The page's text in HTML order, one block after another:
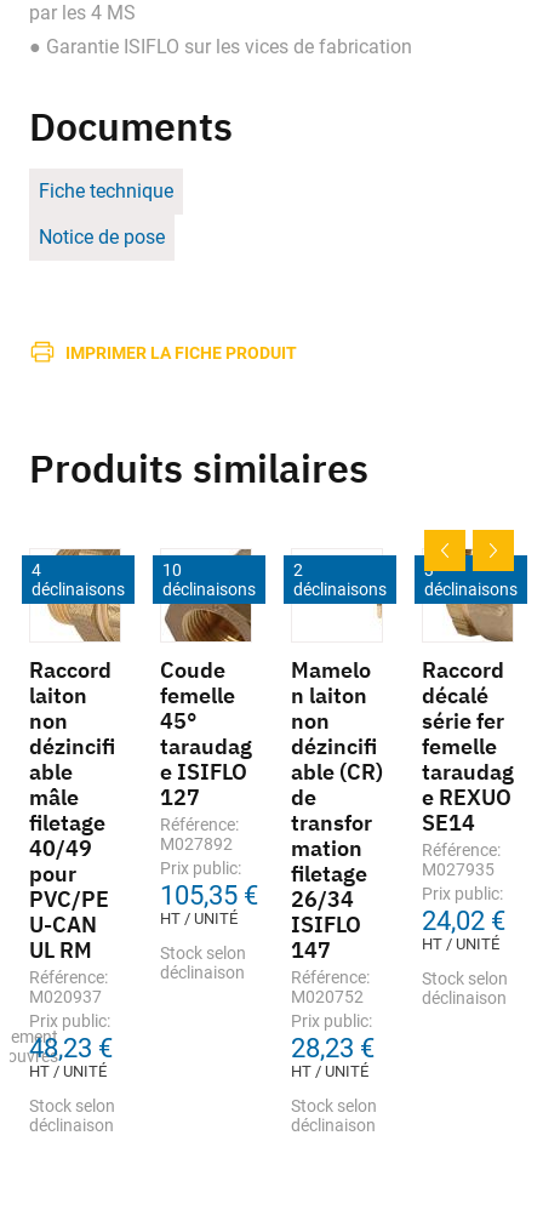
par les 4 MS
● Garantie ISIFLO sur les vices de fabrication
Documents
Fiche technique
Notice de pose
IMPRIMER LA FICHE PRODUIT
Produits similaires
ouvrés
4
déclinaisons
Raccord
laiton
non
dézincifi
able
mâle
filetage
40/49
pour
PVC/PE
U-CAN
UL RM
Référence:
M020937
Prix public:
48,23 €
HT / UNITÉ
Stock selon
déclinaison
10
déclinaisons
Coude
femelle
45°
taraudag
e ISIFLO
127
Référence:
M027892
Prix public:
105,35 €
HT / UNITÉ
Stock selon
déclinaison
2
déclinaisons
Mamelo
n laiton
non
dézincifi
able (CR)
de
transfor
mation
filetage
26/34
ISIFLO
147
Référence:
M020752
Prix public:
28,23 €
HT / UNITÉ
Stock selon
déclinaison
3
déclinaisons
Raccord
décalé
série fer
femelle
taraudag
e REXUO
SE14
Référence:
M027935
Prix public:
24,02 €
HT / UNITÉ
Stock selon
déclinaison